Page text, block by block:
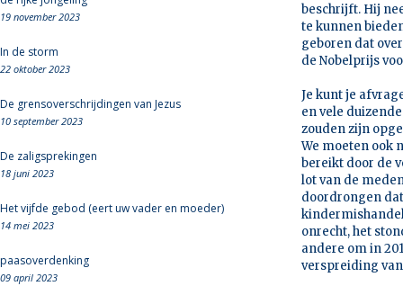
19 november 2023
In de storm
22 oktober 2023
De grensoverschrijdingen van Jezus
10 september 2023
De zaligsprekingen
18 juni 2023
Het vijfde gebod (eert uw vader en moeder)
14 mei 2023
paasoverdenking
09 april 2023
beschrijft. Hij
te kunnen
geboren dat
de Nobelprijs
Je kunt je
en vele
zouden zijn
We moeten ook
bereikt door de
lot van de
doordrongen
onrecht, het
andere om in
verspreiding